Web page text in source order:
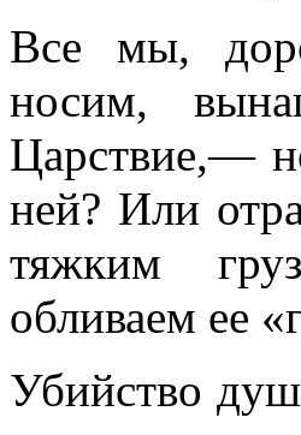
Все мы,
носим,
Царствие,—
ней? Или
тяжким
обливаем ее
Убийство